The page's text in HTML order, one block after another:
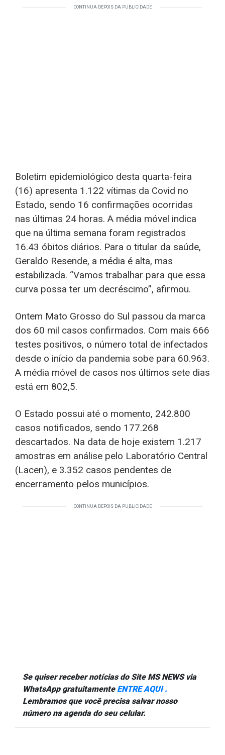
CONTINUA DEPOIS DA PUBLICIDADE
Boletim epidemiológico desta quarta-feira
(16) apresenta 1.122 vítimas da Covid no
Estado, sendo 16 confirmações ocorridas
nas últimas 24 horas. A média móvel indica
que na última semana foram registrados
16.43 óbitos diários. Para o titular da saúde,
Geraldo Resende, a média é alta, mas
estabilizada. “Vamos trabalhar para que essa
curva possa ter um decréscimo”, afirmou.
Ontem Mato Grosso do Sul passou da marca
dos 60 mil casos confirmados. Com mais 666
testes positivos, o número total de infectados
desde o início da pandemia sobe para 60.963.
A média móvel de casos nos últimos sete dias
está em 802,5.
O Estado possui até o momento, 242.800
casos notificados, sendo 177.268
descartados. Na data de hoje existem 1.217
amostras em análise pelo Laboratório Central
(Lacen), e 3.352 casos pendentes de
encerramento pelos municípios.
CONTINUA DEPOIS DA PUBLICIDADE
Se quiser receber notícias do Site MS NEWS via
WhatsApp gratuitamente ENTRE AQUI .
Lembramos que você precisa salvar nosso
número na agenda do seu celular.